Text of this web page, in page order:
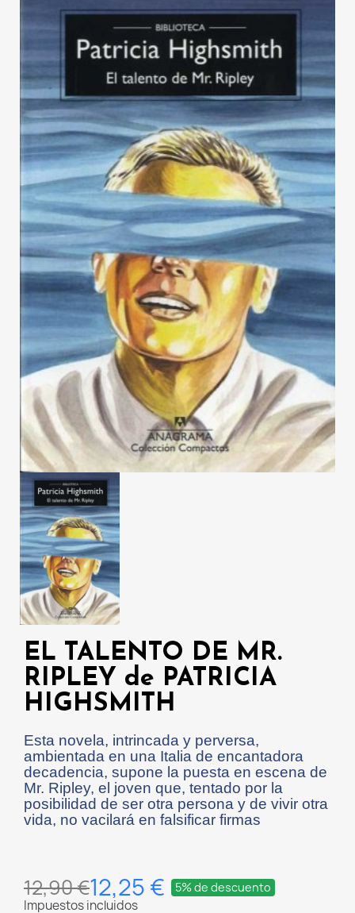
EL TALENTO DE MR.
RIPLEY de PATRICIA
HIGHSMITH
Esta novela, intrincada y perversa,
ambientada en una Italia de encantadora
decadencia, supone la puesta en escena de
Mr. Ripley, el joven que, tentado por la
posibilidad de ser otra persona y de vivir otra
vida, no vacilará en falsificar firmas
12,90 €12,25 € 5% de descuento
Impuestos incluidos